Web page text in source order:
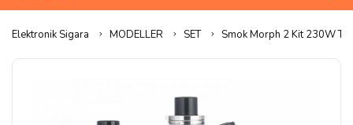
Elektronik Sigara MODELLER SET Smok Morph 2 Kit 230W